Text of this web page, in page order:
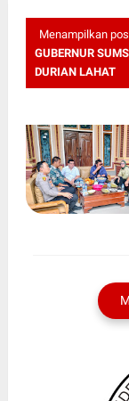
Menampilkan
GUBERNUR
DURIAN LAHAT